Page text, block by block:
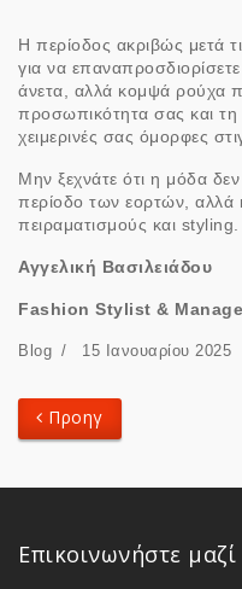
Η περίοδος ακριβώς μετά
για να
άνετα, αλλά κομψά ρούχα
προσωπικότητα σας και τη
χειμερινές σας όμορφες
Μην ξεχνάτε ότι η μόδα
περίοδο των εορτών, αλλά
πειραματισμούς και styling.
Αγγελική Βασιλειάδου
Fashion Stylist &
Blog 15 Ιανουαρίου 2025
Προηγούμενο Άρθρο:
Προηγ
Επικοινωνήστε